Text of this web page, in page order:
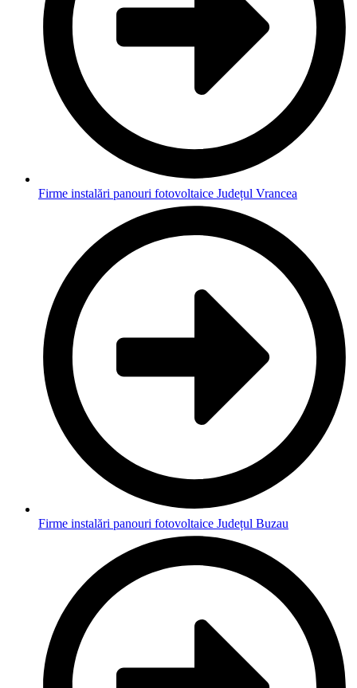
Firme instalări panouri fotovoltaice Județul Vrancea
Firme instalări panouri fotovoltaice Județul Buzau